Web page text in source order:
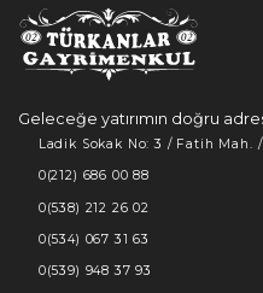
Geleceğe yatırımın doğru
Ladik Sokak No: 3 / Fatih Mah.
0(212) 686 00 88
0(538) 212 26 02
0(534) 067 31 63
0(539) 948 37 93